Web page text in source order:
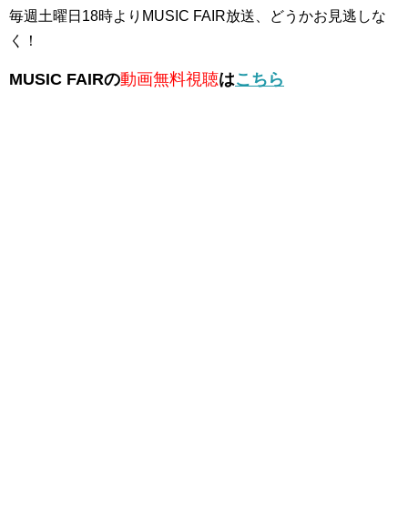
毎週土曜日18時よりMUSIC FAIR放送、どうかお見逃しな
く！
MUSIC FAIRの動画無料視聴はこちら